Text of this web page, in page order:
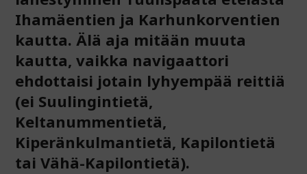
Ihamäentien ja Karhunkorventien
kautta. Älä aja mitään muuta
kautta, vaikka navigaattori
ehdottaisi jotain lyhyempää reittiä
(ei Suulingintietä,
Keltanummentietä,
Kiperänkulmantietä, Kapilontietä
tai Vähä-Kapilontietä).